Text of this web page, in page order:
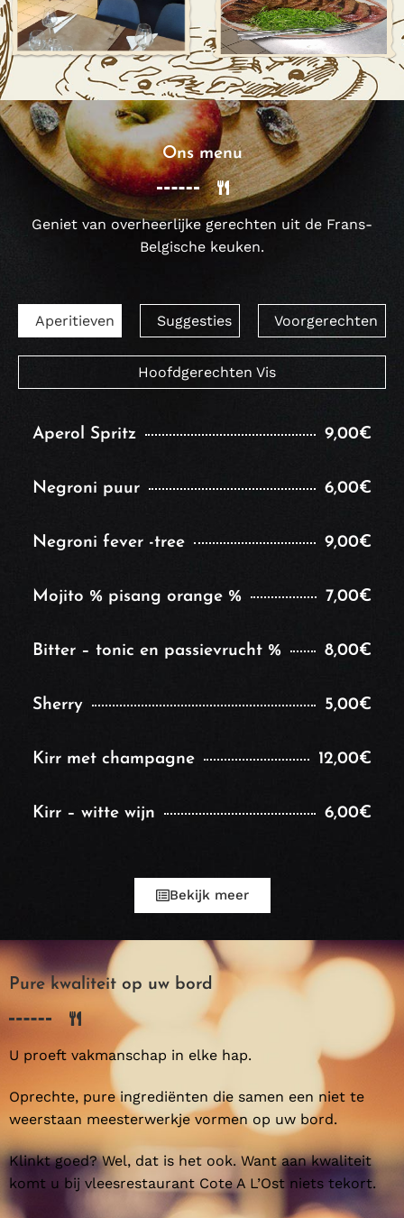
Ons menu
Geniet van overheerlijke gerechten uit de Frans-
Belgische keuken.
Aperitieven Suggesties Voorgerechten
Hoofdgerechten Vis
Aperol Spritz 9,00€
Negroni puur 6,00€
Negroni fever -tree 9,00€
Mojito % pisang orange % 7,00€
Bitter – tonic en passievrucht % 8,00€
Sherry 5,00€
Kirr met champagne 12,00€
Kirr – witte wijn 6,00€
Bekijk meer
Pure kwaliteit op uw bord
U proeft vakmanschap in elke hap.
Oprechte, pure ingrediënten die samen een niet te
weerstaan meesterwerkje vormen op uw bord.
Klinkt goed? Wel, dat is het ook. Want aan kwaliteit
komt u bij vleesrestaurant Cote A L’Ost niets tekort.